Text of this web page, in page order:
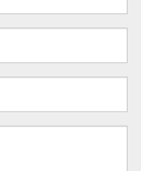
van Rotterdam
ruim 88.000
in 1 gelijknamige
is haar